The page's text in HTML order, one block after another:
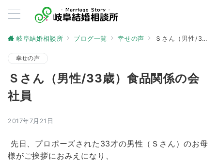
岐阜結婚相談所 ブログ一覧 幸せの声 Ｓさん（男性/33歳）食品関係の会社員
幸せの声
Ｓさん（男性/33歳）食品関係の会
社員
2017年7月21日
先日、プロポーズされた33才の男性（Ｓさん）のお母
様がご挨拶におみえになり、